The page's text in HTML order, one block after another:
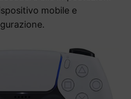
mobile e